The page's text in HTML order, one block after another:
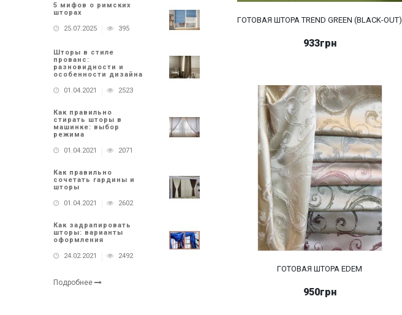
5 мифов о римских
шторах
25.07.2025
395
Шторы в стиле
прованс:
разновидности и
особенности дизайна
01.04.2021
2523
Как правильно
стирать шторы в
машинке: выбор
режима
01.04.2021
2071
Как правильно
сочетать гардины и
шторы
01.04.2021
2602
Как задрапировать
шторы: варианты
оформления
24.02.2021
2492
Подробнее
ГОТОВАЯ ШТОРА TREND GREEN (BLACK-OUT)
933грн
ГОТОВАЯ ШТОРА EDEM
950грн